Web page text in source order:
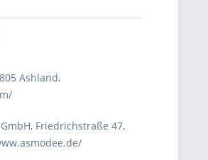
Ashland,
Friedrichstraße 47,